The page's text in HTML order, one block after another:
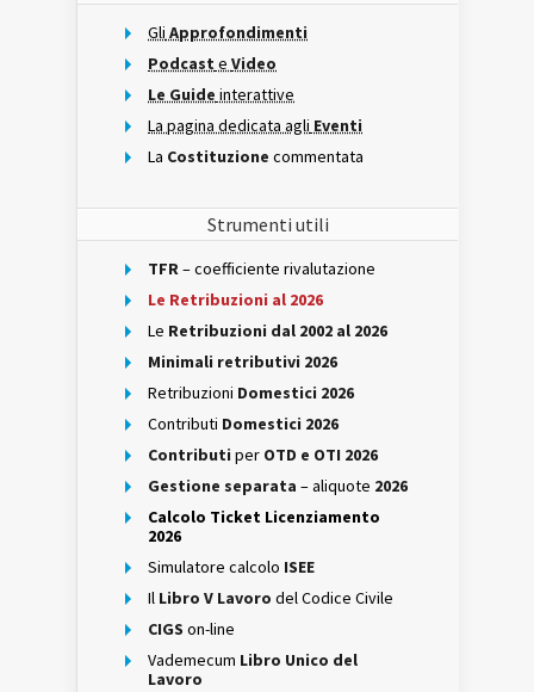
Gli Approfondimenti
Podcast e Video
Le Guide interattive
La pagina dedicata agli Eventi
La Costituzione commentata
Strumenti utili
TFR– coefficiente rivalutazione
Le Retribuzioni al 2026
Le Retribuzioni dal 2002 al 2026
Minimali retributivi 2026
Retribuzioni Domestici 2026
Contributi Domestici 2026
Contributi per OTD e OTI 2026
Gestione separata – aliquote 2026
Calcolo Ticket Licenziamento
2026
Simulatore calcolo ISEE
Il Libro V Lavoro del Codice Civile
CIGS on-line
Vademecum Libro Unico del
Lavoro